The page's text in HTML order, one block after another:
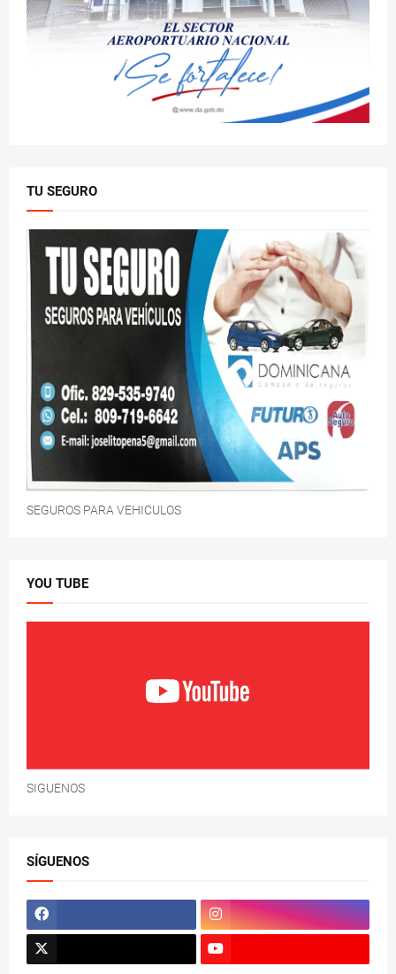
TU SEGURO
SEGUROS PARA VEHICULOS
YOU TUBE
SIGUENOS
SÍGUENOS